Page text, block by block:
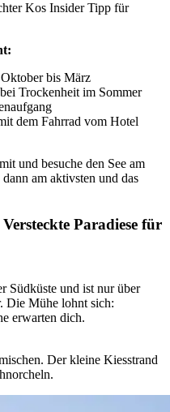
Kos Insider Tipp für
bis März
Trockenheit im Sommer
dem Fahrrad vom Hotel
und besuche den See am
am aktivsten und das
Paradiese für
Südküste und ist nur über
Die Mühe lohnt sich:
erwarten dich.
Der kleine Kiesstrand